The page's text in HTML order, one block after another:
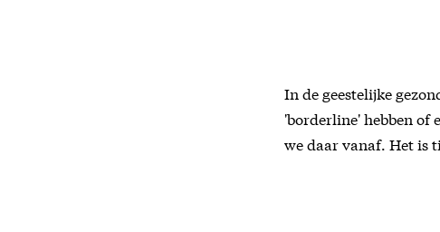
In de geestelijke
'borderline' hebben of
we daar vanaf. Het is